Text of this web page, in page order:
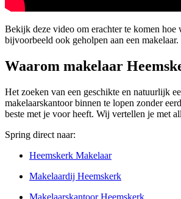
Bekijk deze video om erachter te komen
bijvoorbeeld ook geholpen aan een makelaar.
Waarom makelaar
Het zoeken van een geschikte en natuurlijk
makelaarskantoor binnen te lopen zonder
beste met je voor heeft. Wij vertellen je met
Spring direct naar:
Heemskerk Makelaar
Makelaardij Heemskerk
Makelaarskantoor Heemskerk